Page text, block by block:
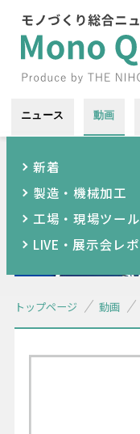
ニュース 動画
新着
製造・機械加工
工場・現場ツール
LIVE・展示会レポ
トップページ 動画